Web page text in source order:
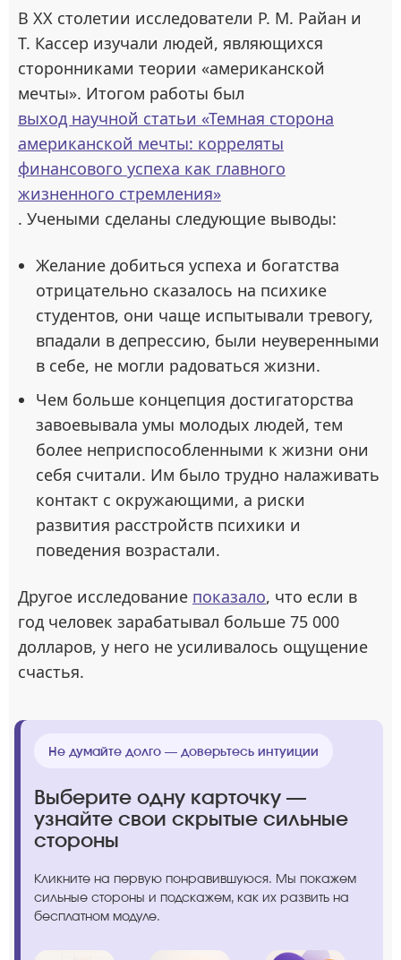
В ХХ столетии исследователи Р. М. Райан и
Т. Кассер изучали людей, являющихся
сторонниками теории «американской
мечты». Итогом работы был
выход научной статьи «Темная сторона
американской мечты: корреляты
финансового успеха как главного
жизненного стремления»
. Учеными сделаны следующие выводы:
Желание добиться успеха и богатства
отрицательно сказалось на психике
студентов, они чаще испытывали тревогу,
впадали в депрессию, были неуверенными
в себе, не могли радоваться жизни.
Чем больше концепция достигаторства
завоевывала умы молодых людей, тем
более неприспособленными к жизни они
себя считали. Им было трудно налаживать
контакт с окружающими, а риски
развития расстройств психики и
поведения возрастали.
Другое исследование показало, что если в
год человек зарабатывал больше 75 000
долларов, у него не усиливалось ощущение
счастья.
Не думайте долго — доверьтесь интуиции
Выберите одну карточку —
узнайте свои скрытые сильные
стороны
Кликните на первую понравившуюся. Мы покажем
сильные стороны и подскажем, как их развить на
бесплатном модуле.